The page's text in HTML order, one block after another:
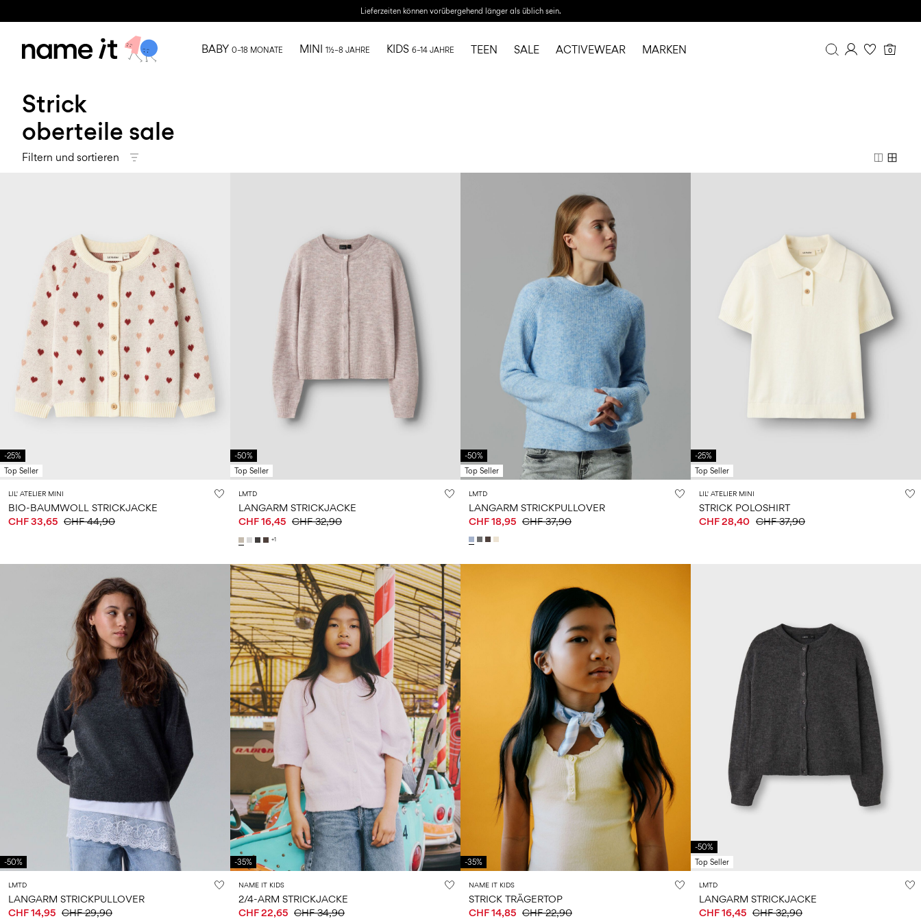
Lieferzeiten können vorübergehend länger als üblich sein.
0
BABY 0–18 MONATE MINI 1½–8 JAHRE KIDS 6–14 JAHRE TEEN SALE ACTIVEWEAR MARKEN
Strick
oberteile sale
Filtern und sortieren
-25%
Top Seller
LIL' ATELIER MINI
BIO-BAUMWOLL STRICKJACKE
CHF 33,65 CHF 44,90
-50%
Top Seller
LMTD
LANGARM STRICKJACKE
CHF 16,45 CHF 32,90
+1
-50%
Top Seller
LMTD
LANGARM STRICKPULLOVER
CHF 18,95 CHF 37,90
-25%
Top Seller
LIL' ATELIER MINI
STRICK POLOSHIRT
CHF 28,40 CHF 37,90
-50%
LMTD
LANGARM STRICKPULLOVER
CHF 14,95 CHF 29,90
-35%
NAME IT KIDS
2/4-ARM STRICKJACKE
CHF 22,65 CHF 34,90
-35%
NAME IT KIDS
STRICK TRÄGERTOP
CHF 14,85 CHF 22,90
-50%
Top Seller
LMTD
LANGARM STRICKJACKE
CHF 16,45 CHF 32,90